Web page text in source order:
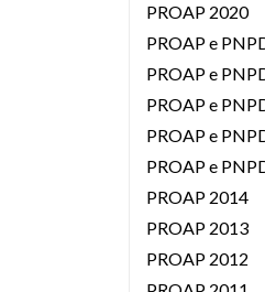
PROAP 2020
PROAP e
PROAP e
PROAP e
PROAP e
PROAP e
PROAP 2014
PROAP 2013
PROAP 2012